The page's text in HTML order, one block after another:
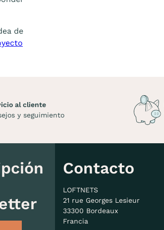
de
al cliente
y seguimiento
Contacto
LOFTNETS
21 rue Georges Lesieur
33300 Bordeaux
Francia